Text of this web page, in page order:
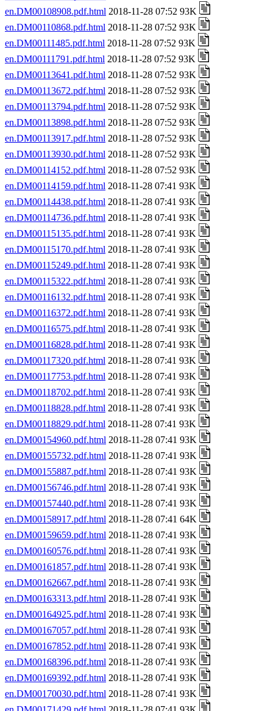
en.DM00108908.pdf.html 2018-11-28 07:52 93K
en.DM00110868.pdf.html 2018-11-28 07:52 93K
en.DM00111485.pdf.html 2018-11-28 07:52 93K
en.DM00111791.pdf.html 2018-11-28 07:52 93K
en.DM00113641.pdf.html 2018-11-28 07:52 93K
en.DM00113672.pdf.html 2018-11-28 07:52 93K
en.DM00113794.pdf.html 2018-11-28 07:52 93K
en.DM00113898.pdf.html 2018-11-28 07:52 93K
en.DM00113917.pdf.html 2018-11-28 07:52 93K
en.DM00113930.pdf.html 2018-11-28 07:52 93K
en.DM00114152.pdf.html 2018-11-28 07:52 93K
en.DM00114159.pdf.html 2018-11-28 07:41 93K
en.DM00114438.pdf.html 2018-11-28 07:41 93K
en.DM00114736.pdf.html 2018-11-28 07:41 93K
en.DM00115135.pdf.html 2018-11-28 07:41 93K
en.DM00115170.pdf.html 2018-11-28 07:41 93K
en.DM00115249.pdf.html 2018-11-28 07:41 93K
en.DM00115322.pdf.html 2018-11-28 07:41 93K
en.DM00116132.pdf.html 2018-11-28 07:41 93K
en.DM00116372.pdf.html 2018-11-28 07:41 93K
en.DM00116575.pdf.html 2018-11-28 07:41 93K
en.DM00116828.pdf.html 2018-11-28 07:41 93K
en.DM00117320.pdf.html 2018-11-28 07:41 93K
en.DM00117753.pdf.html 2018-11-28 07:41 93K
en.DM00118702.pdf.html 2018-11-28 07:41 93K
en.DM00118828.pdf.html 2018-11-28 07:41 93K
en.DM00118829.pdf.html 2018-11-28 07:41 93K
en.DM00154960.pdf.html 2018-11-28 07:41 93K
en.DM00155732.pdf.html 2018-11-28 07:41 93K
en.DM00155887.pdf.html 2018-11-28 07:41 93K
en.DM00156746.pdf.html 2018-11-28 07:41 93K
en.DM00157440.pdf.html 2018-11-28 07:41 93K
en.DM00158917.pdf.html 2018-11-28 07:41 64K
en.DM00159659.pdf.html 2018-11-28 07:41 93K
en.DM00160576.pdf.html 2018-11-28 07:41 93K
en.DM00161857.pdf.html 2018-11-28 07:41 93K
en.DM00162667.pdf.html 2018-11-28 07:41 93K
en.DM00163313.pdf.html 2018-11-28 07:41 93K
en.DM00164925.pdf.html 2018-11-28 07:41 93K
en.DM00167057.pdf.html 2018-11-28 07:41 93K
en.DM00167852.pdf.html 2018-11-28 07:41 93K
en.DM00168396.pdf.html 2018-11-28 07:41 93K
en.DM00169392.pdf.html 2018-11-28 07:41 93K
en.DM00170030.pdf.html 2018-11-28 07:41 93K